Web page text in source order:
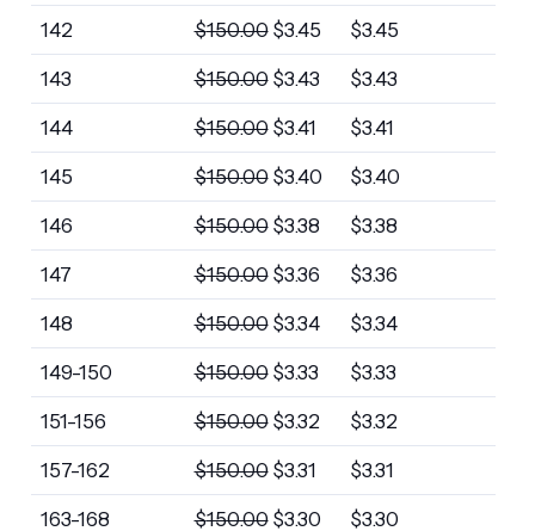
142 $150.00 $3.45 $3.45
143 $150.00 $3.43 $3.43
144 $150.00 $3.41 $3.41
145 $150.00 $3.40 $3.40
146 $150.00 $3.38 $3.38
147 $150.00 $3.36 $3.36
148 $150.00 $3.34 $3.34
149-150 $150.00 $3.33 $3.33
151-156 $150.00 $3.32 $3.32
157-162 $150.00 $3.31 $3.31
163-168 $150.00 $3.30 $3.30